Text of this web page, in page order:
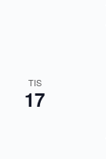
TIS
17